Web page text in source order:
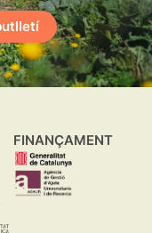
FINANÇAMENT